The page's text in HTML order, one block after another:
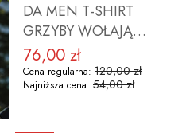
DA MEN T-SHIRT
GRZYBY WOŁAJĄ
Cena promocyjna
76,00 zł
Cena regularna: 120,00 zł
Najniższa cena: 54,00 zł